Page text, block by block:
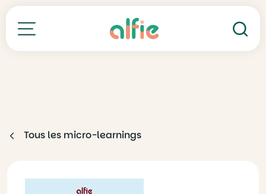
Toutes nos formations
Tous les micro-learnings